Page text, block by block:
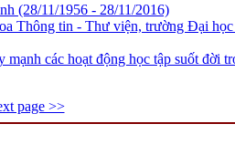
(28/11/1956 - 28/11/2016)
Thông tin - Thư viện, trường Đại
các hoạt động học tập suốt đời
page >>